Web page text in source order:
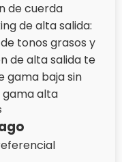
de cuerda
de alta salida:
tonos grasos y
de alta salida te
gama baja sin
gama alta